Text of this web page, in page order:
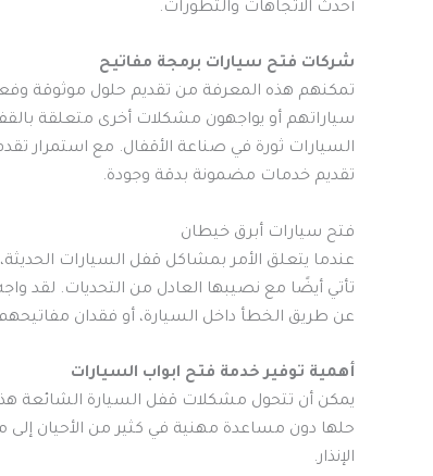
أحدث الاتجاهات والتطورات.
شركات فتح سيارات برمجة مفاتيح
تمكنهم هذه المعرفة من تقديم حلول موثوقة
سياراتهم أو يواجهون مشكلات أخرى متعلقة
السيارات ثورة في صناعة الأقفال. مع استمرار
تقديم خدمات مضمونة بدقة وجودة.
فتح سيارات أبرق خيطان
عندما يتعلق الأمر بمشاكل قفل السيارات
تأتي أيضًا مع نصيبها العادل من التحديات.
عن طريق الخطأ داخل السيارة، أو فقدان
أهمية توفير خدمة فتح ابواب السيارات
يمكن أن تتحول مشكلات قفل السيارة الشائعة
حلها دون مساعدة مهنية في كثير من الأحيان إلى
الإنذار.